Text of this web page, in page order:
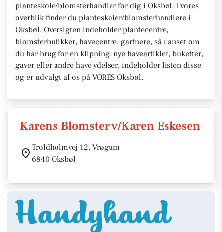
planteskole/blomsterhandler for dig i Oksbøl. I vores
overblik finder du planteskoler/blomsterhandlere i
Oksbøl. Oversigten indeholder plantecentre,
blomsterbutikker, havecentre, gartnere, så uanset om
du har brug for en klipning, nye haveartikler, buketter,
gaver eller andre have ydelser, indeholder listen disse
og er udvalgt af os på VORES Oksbøl.
Karens Blomster v/Karen Eskesen
Troldholmvej 12, Vrøgum
6840 Oksbøl